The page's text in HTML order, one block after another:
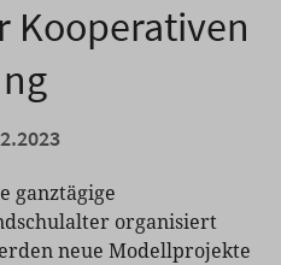
Kooperativen
ganztägige
organisiert
neue Modellprojekte